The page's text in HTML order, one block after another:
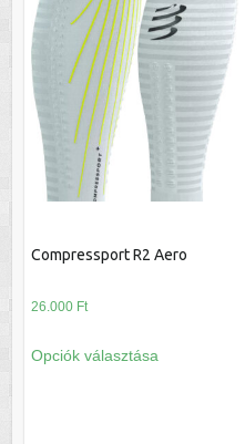
Compressport R2 Aero
26.000 Ft
Opciók választása
a